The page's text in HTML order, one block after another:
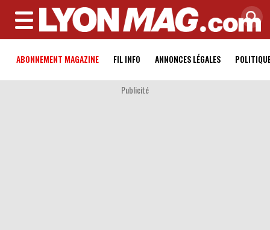
MENU
ABONNEMENT MAGAZINE FIL INFO ANNONCES LÉGALES
Publicité